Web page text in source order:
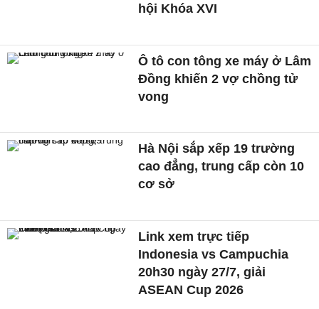
hội Khóa XVI
Ô tô con tông xe máy ở Lâm
Đồng khiến 2 vợ chồng tử
vong
Hà Nội sắp xếp 19 trường
cao đẳng, trung cấp còn 10
cơ sở
Link xem trực tiếp
Indonesia vs Campuchia
20h30 ngày 27/7, giải
ASEAN Cup 2026